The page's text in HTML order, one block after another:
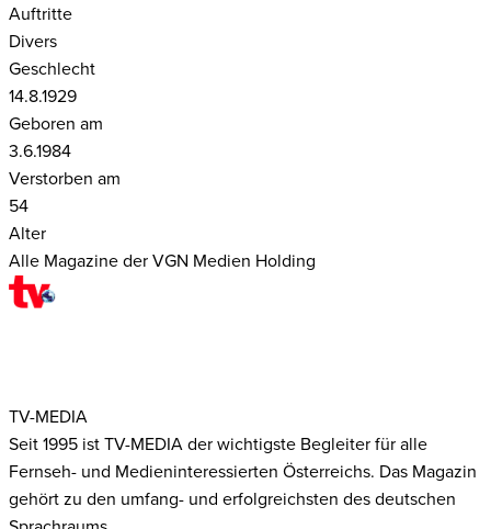
Auftritte
Divers
Geschlecht
14.8.1929
Geboren am
3.6.1984
Verstorben am
54
Alter
Alle Magazine der VGN Medien Holding
TV-MEDIA
Seit 1995 ist TV-MEDIA der wichtigste Begleiter für alle
Fernseh- und Medieninteressierten Österreichs. Das Magazin
gehört zu den umfang- und erfolgreichsten des deutschen